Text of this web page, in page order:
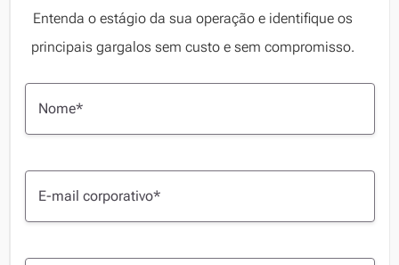
Entenda o estágio da sua operação e identifique os
principais gargalos sem custo e sem compromisso.